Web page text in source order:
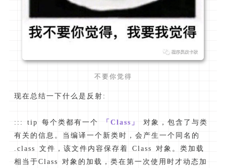
不要你觉得
现在总结一下什么是反射:
::: tip 每个类都有一个 「Class」
对象，包含了与类
有关的信息。当编译一个新类时，会产生一个同名的
.class 文件，该文件内容保存着 Class 对象。类加载
相当于Class 对象的加载，类在第一次使用时才动态加